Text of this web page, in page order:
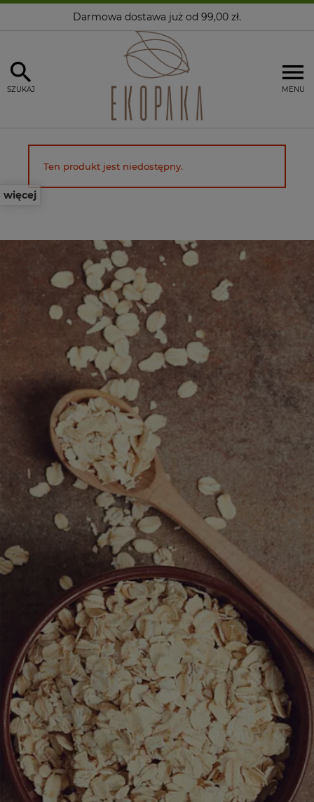
Darmowa dostawa już od 99,00 zł.
MENU
SZUKAJ
więcej
Ten produkt jest niedostępny.